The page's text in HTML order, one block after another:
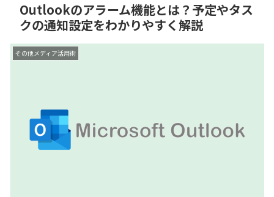
Outlookのアラーム機能とは？予定やタス
クの通知設定をわかりやすく解説
その他メディア活用術